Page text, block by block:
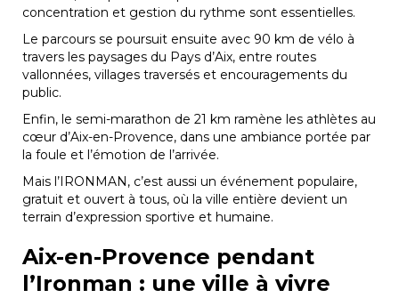
concentration et gestion du rythme sont essentielles.
Le parcours se poursuit ensuite avec 90 km de vélo à
travers les paysages du Pays d’Aix, entre routes
vallonnées, villages traversés et encouragements du
public.
Enfin, le semi-marathon de 21 km ramène les athlètes au
cœur d’Aix-en-Provence, dans une ambiance portée par
la foule et l’émotion de l’arrivée.
Mais l’IRONMAN, c’est aussi un événement populaire,
gratuit et ouvert à tous, où la ville entière devient un
terrain d’expression sportive et humaine.
Aix-en-Provence pendant
l’Ironman : une ville à vivre